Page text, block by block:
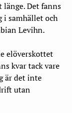
länge. Det fanns
i samhället och
Levihn.
elöverskottet
kvar tack vare
är det inte
utan